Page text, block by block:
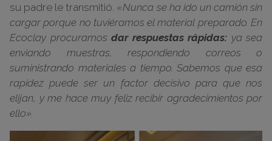
su padre le transmitió. «Nunca se ha ido un camión sin
cargar porque no tuviéramos el material preparado. En
Ecoclay procuramos dar respuestas rápidas: ya sea
enviando muestras, respondiendo correos o
suministrando materiales a tiempo. Sabemos que esa
rapidez puede ser un factor decisivo para que nos
elijan, y me hace muy feliz recibir agradecimientos por
ello».